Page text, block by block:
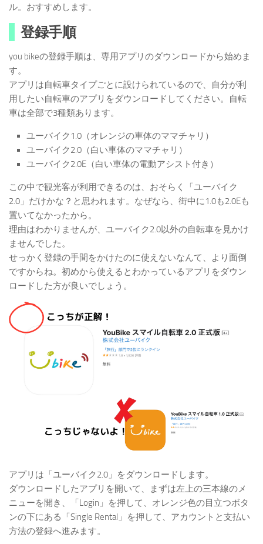
ル。おすすめします。
登録手順
you bikeの登録手順は、専用アプリのダウンロードから始めま
す。
アプリは自転車タイプごとに設けられているので、自分が利
用したい自転車のアプリをダウンロードしてください。自転
車は全部で3種類あります。
ユーバイク1.0（オレンジの車体のママチャリ）
ユーバイク2.0（白い車体のママチャリ）
ユーバイク2.0E（白い車体の電動アシスト付き）
この中で観光客が利用できるのは、おそらく「ユーバイク
2.0」だけかな？と思われます。なぜなら、街中に1.0も2.0Eも
置いてなかったから。
理由はわかりませんが、ユーバイク2.0以外の自転車を見かけ
ませんでした。
せっかく登録の手間をかけたのに使えないなんて、より面倒
ですからね。初めから使えるとわかっているアプリをダウン
ロードした方が良いでしょう。
アプリは「ユーバイク2.0」をダウンロードします。
ダウンロードしたアプリを開いて、まずは左上の三本線のメ
ニューを開き、「Login」を押して、オレンジ色の目立つボタ
ンの下にある「Single Rental」を押して、アカウントと支払い
方法の登録へ進みます。